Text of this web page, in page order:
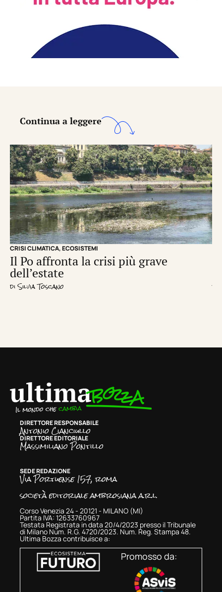
Continua a leggere
CRISI CLIMATICA,ECOSISTEMI
Il Po affronta la crisi più grave
dell’estate
diSilvia Toscano
DIRETTORE RESPONSABILE
Antonio Cianciullo
DIRETTORE EDITORIALE
Massimiliano Pontillo
SEDE REDAZIONE
Via Portuense 157, roma
società editoriale ambrosiana a.r.l.
Corso Venezia 24 - 20121 - MILANO (MI)
Partita IVA: 12633760967
Testata Registrata in data 20/4/2023 presso il Tribunale
di Milano Num. R.G. 4720/2023. Num. Reg. Stampa 48.
Ultima Bozza contribuisce a:
Promosso da: